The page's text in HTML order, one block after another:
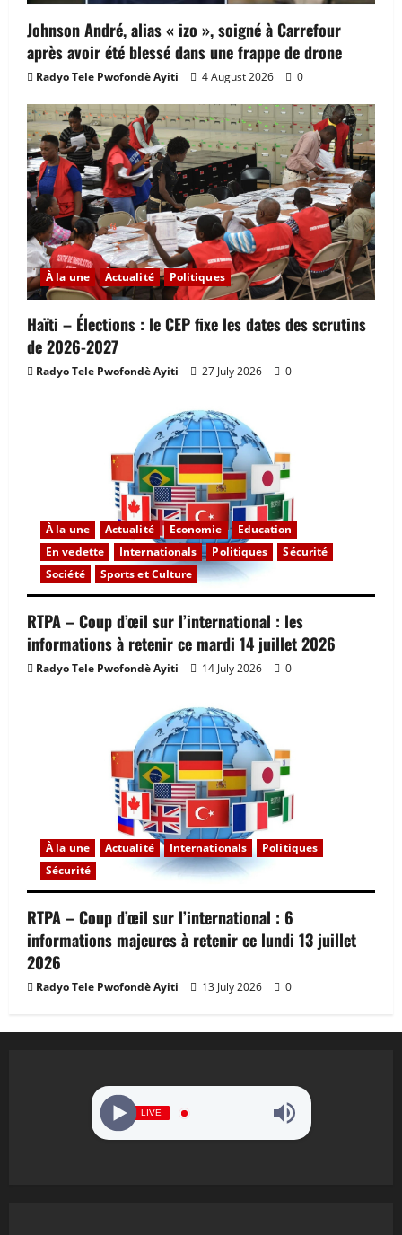
Johnson André, alias « izo », soigné à Carrefour
après avoir été blessé dans une frappe de drone
Radyo Tele Pwofondè Ayiti 4 August 2026 0
À la une Actualité Politiques
Haïti – Élections : le CEP fixe les dates des scrutins
de 2026-2027
Radyo Tele Pwofondè Ayiti 27 July 2026 0
À la une Actualité Economie
Education
En vedette
Internationals Politiques
Sécurité
Société
Sports et Culture
RTPA – Coup d’œil sur l’international : les
informations à retenir ce mardi 14 juillet 2026
Radyo Tele Pwofondè Ayiti 14 July 2026 0
À la une Actualité Internationals
Politiques
Sécurité
RTPA – Coup d’œil sur l’international : 6
informations majeures à retenir ce lundi 13 juillet
2026
Radyo Tele Pwofondè Ayiti 13 July 2026 0
LIVE